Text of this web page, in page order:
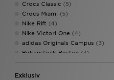
Crocs Classic (5)
Crocs Miami (5)
Nike Rift (4)
Nike Victori One (4)
adidas Originals Campus (3)
Birkenstock Boston (3)
Havaianas Slim(3)
Nike Victori
Exklusiv